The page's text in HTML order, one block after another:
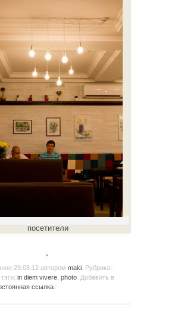
посетители
。
29.08.12 автором maki . Рубрика:
тэги: in diem vivere photo . Добавить в
ссылка